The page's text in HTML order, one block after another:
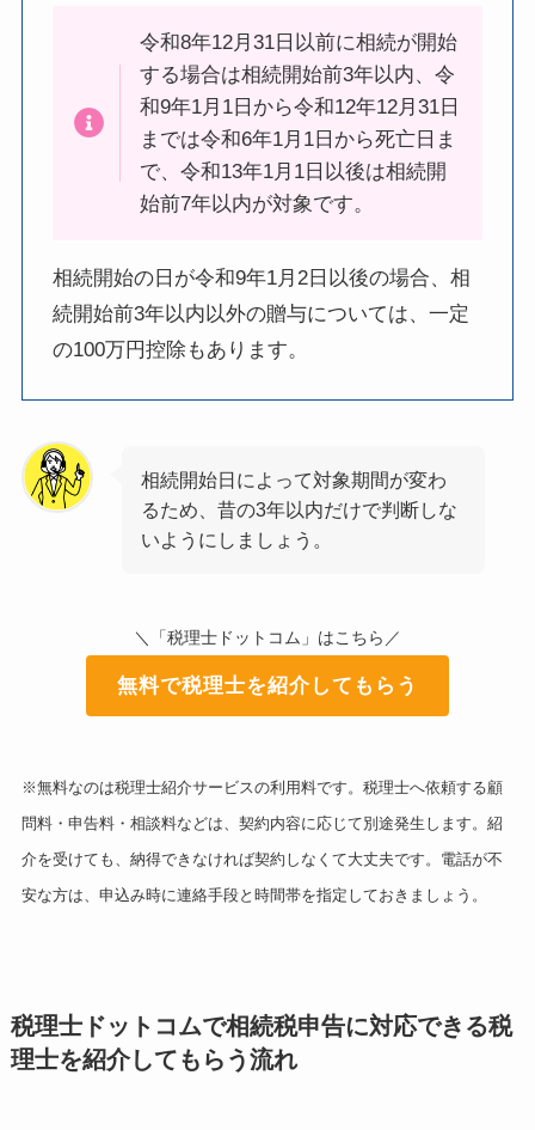
令和8年12月31日以前に相続が開始
する場合は相続開始前3年以内、令
和9年1月1日から令和12年12月31日
までは令和6年1月1日から死亡日ま
で、令和13年1月1日以後は相続開
始前7年以内が対象です。
相続開始の日が令和9年1月2日以後の場合、相
続開始前3年以内以外の贈与については、一定
の100万円控除もあります。
相続開始日によって対象期間が変わ
るため、昔の3年以内だけで判断しな
いようにしましょう。
＼「税理士ドットコム」はこちら／
無料で税理士を紹介してもらう
※無料なのは税理士紹介サービスの利用料です。税理士へ依頼する顧
問料・申告料・相談料などは、契約内容に応じて別途発生します。紹
介を受けても、納得できなければ契約しなくて大丈夫です。電話が不
安な方は、申込み時に連絡手段と時間帯を指定しておきましょう。
税理士ドットコムで相続税申告に対応できる税
理士を紹介してもらう流れ